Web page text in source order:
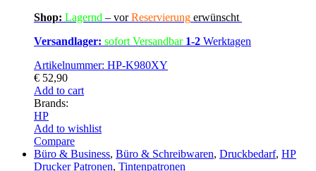
Shop: Lagernd – vorReservierung erwünscht
Versandlager: sofort Versandbar 1-2 Werktagen
Artikelnummer: HP-K980XY
€ 52,90
Add to cart
Brands:
HP
Add to wishlist
Compare
Büro & Business, Büro & Schreibwaren, Druckbedarf, HP
Drucker Patronen, Tintenpatronen